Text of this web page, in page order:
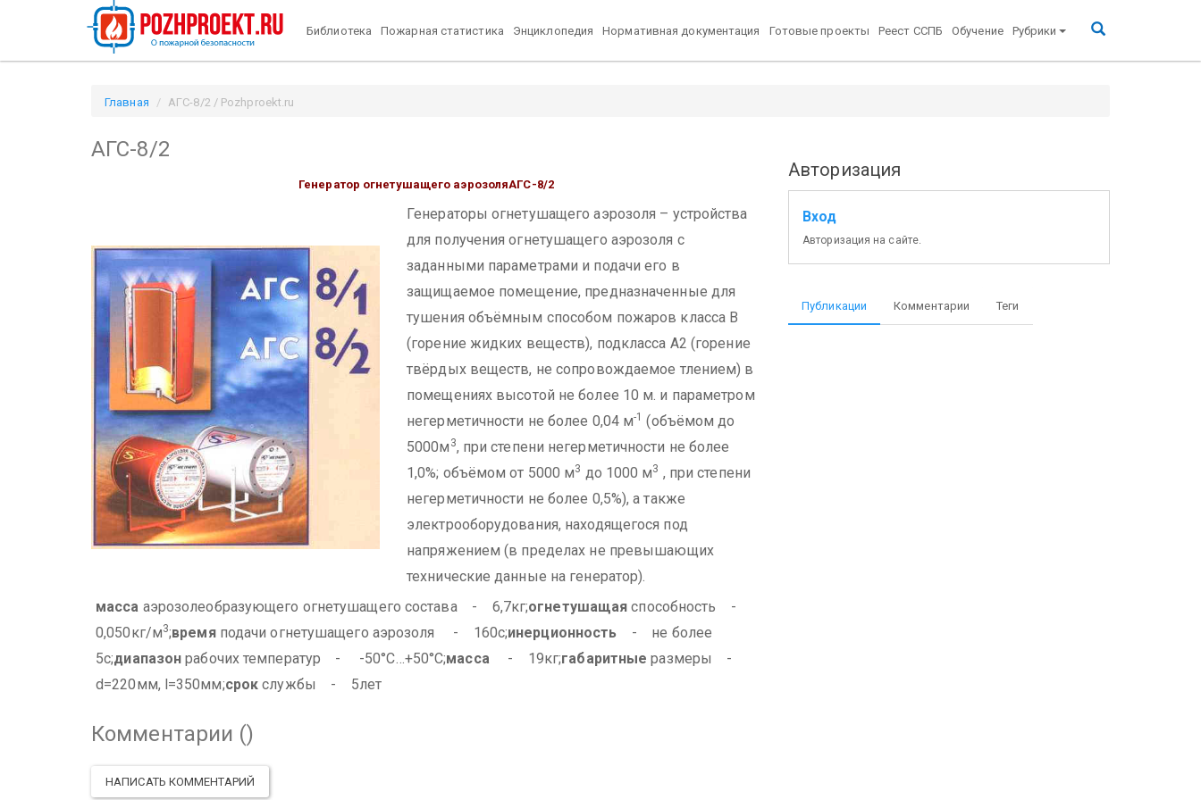
Библиотека Пожарная статистика Энциклопедия Нормативная документация Готовые проекты Реест ССПБ Обучение Рубрики
Главная АГС-8/2 / Pozhproekt.ru
АГС-8/2
Генератор огнетушащего аэрозоляАГС-8/2
Генераторы огнетушащего аэрозоля – устройства
для получения огнетушащего аэрозоля с
заданными параметрами и подачи его в
защищаемое помещение, предназначенные для
тушения объёмным способом пожаров класса В
(горение жидких веществ), подкласса А2 (горение
твёрдых веществ, не сопровождаемое тлением) в
помещениях высотой не более 10 м. и параметром
негерметичности не более 0,04 м-1 (объёмом до
5000м 3, при степени негерметичности не более
1,0%; объёмом от 5000 м3 до 1000 м3 , при степени
негерметичности не более 0,5%), а также
электрооборудования, находящегося под
напряжением (в пределах не превышающих
технические данные на генератор).
масса аэрозолеобразующего огнетушащего состава - 6,7кг;огнетушащая способность -
0,050кг/м3;времяподачи огнетушащего аэрозоля - 160с;инерционность - не более
5с;диапазон рабочих температур - -50°С…+50°С;масса - 19кг;габаритные размеры -
d=220мм, l=350мм;срок службы - 5лет
Комментарии ()
НАПИСАТЬ КОММЕНТАРИЙ
Авторизация
Вход
Авторизация на сайте.
Публикации Комментарии Теги